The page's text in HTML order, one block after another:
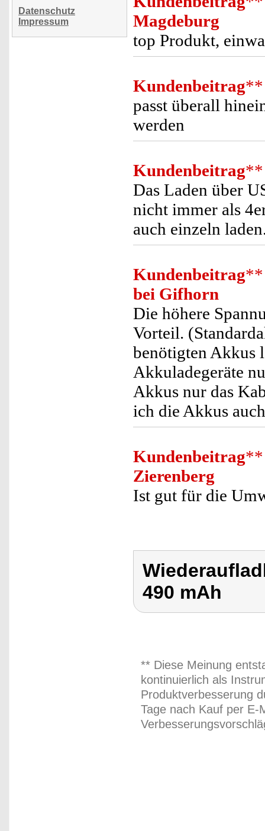
Datenschutz
Impressum
Magdeburg
top Produkt,
Kundenbeitrag**
passt überall
werden
Kundenbeitrag**
Das Laden über
nicht immer als
auch einzeln
Kundenbeitrag**
bei Gifhorn
Die höhere
Vorteil.
benötigten Akkus
Akkuladegeräte
Akkus nur das
ich die Akkus
Kundenbeitrag**
Zierenberg
Ist gut für die
490 mAh
** Diese Meinung
kontinuierlich als
Produktverbesserung
Tage nach Kauf per E-